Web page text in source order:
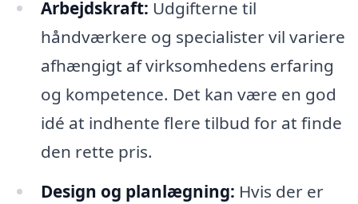
Arbejdskraft: Udgifterne til
håndværkere og specialister vil variere
afhængigt af virksomhedens erfaring
og kompetence. Det kan være en god
idé at indhente flere tilbud for at finde
den rette pris.
Design og planlægning: Hvis der er